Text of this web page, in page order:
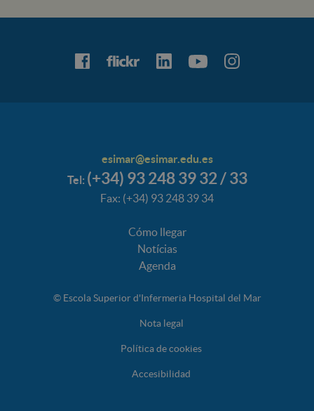
esimar@esimar.edu.es
Tel: (+34) 93 248 39 32 / 33
Fax: (+34) 93 248 39 34
Cómo llegar
Notícias
Agenda
© Escola Superior d'Infermeria Hospital del Mar
Nota legal
Política de cookies
Accesibilidad